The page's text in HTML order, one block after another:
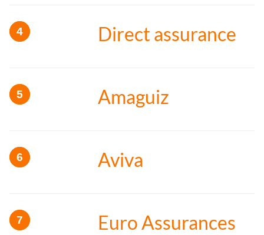
Direct assurance
Amaguiz
Aviva
Euro Assurances